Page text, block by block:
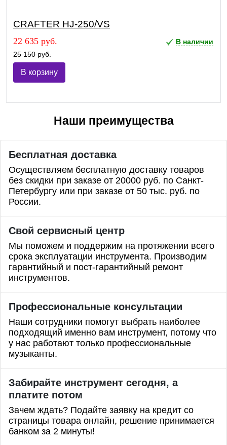
CRAFTER HJ-250/VS
22 635 руб.
25 150 руб.
В наличии
В корзину
Наши преимущества
Бесплатная доставка
Осуществляем бесплатную доставку товаров
без скидки при заказе от 20000 руб. по Санкт-
Петербургу или при заказе от 50 тыс. руб. по
России.
Свой сервисный центр
Мы поможем и поддержим на протяжении всего
срока эксплуатации инструмента. Производим
гарантийный и пост-гарантийный ремонт
инструментов.
Профессиональные консультации
Наши сотрудники помогут выбрать наиболее
подходящий именно вам инструмент, потому что
у нас работают только профессиональные
музыканты.
Забирайте инструмент сегодня, а
платите потом
Зачем ждать? Подайте заявку на кредит со
страницы товара онлайн, решение принимается
банком за 2 минуты!